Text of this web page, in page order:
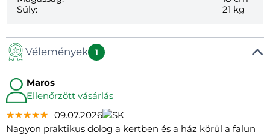
Súly:
21 kg
Vélemények 1
Maros
Ellenőrzött vásárlás
★★★★★
★★★★★
★★★★★ 09.07.2026
Nagyon praktikus dolog a kertben és a ház körül a falun